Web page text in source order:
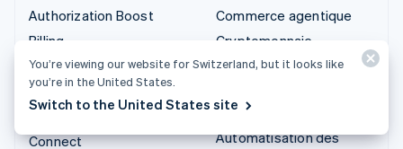
Authorization Boost
Billing
Capital
Checkout
Climate
Connect
Commerce agentique
Cryptomonnaie
E-commerce
intégrés
Automatisation des
You’re viewing our website for Switzerland, but it looks like
you’re in the United States.
Switch to the United States site